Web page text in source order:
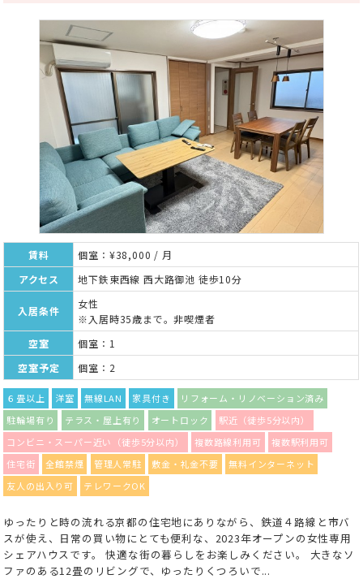
賃料
個室：¥38,000 / 月
アクセス
地下鉄東西線 西大路御池 徒歩10分
入居条件
女性
※入居時35歳まで。非喫煙者
空室
個室：1
空室予定
個室：2
６畳以上 洋室 無線LAN 家具付き
リフォーム・リノベーション済み
駐輪場有り
テラス・屋上有り オートロック
駅近（徒歩5分以内）
コンビニ・スーパー近い（徒歩5分以内）
複数路線利用可
複数駅利用可
住宅街
全館禁煙 管理人常駐 敷金・礼金不要
無料インターネット
友人の出入り可
テレワークOK
ゆったりと時の流れる京都の住宅地にありながら、鉄道４路線と市バ
スが使え、日常の買い物にとても便利な、2023年オープンの女性専用
シェアハウスです。 快適な街の暮らしをお楽しみください。 大きなソ
ファのある12畳のリビングで、ゆったりくつろいで...